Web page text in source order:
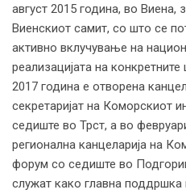
август 2015 година, во
Виенскиот самит, со што се
активно вклучување на
реализацијата на
2017 година е отворена
секретаријат на Коморскиот
седиште во Трст, а во
регионална канцеларија на
форум со седиште во
служат како главна